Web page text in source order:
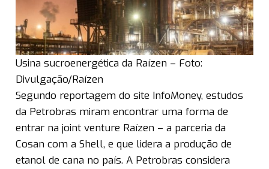
Usina sucroenergética da Raízen – Foto:
Divulgação/Raízen
Segundo reportagem do site InfoMoney, estudos
da Petrobras miram encontrar uma forma de
entrar na joint venture Raízen – a parceria da
Cosan com a Shell, e que lidera a produção de
etanol de cana no país. A Petrobras considera